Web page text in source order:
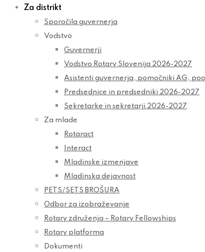
Za distrikt
Sporočila guvernerja
Vodstvo
Guvernerji
Vodstvo Rotary Slovenija 2026-2027
Asistenti guvernerja, pomočniki AG,
Predsednice in predsedniki 2026-2027
Sekretarke in sekretarji 2026-2027
Za mlade
Rotaract
Interact
Mladinske izmenjave
Mladinska dejavnost
PETS/SETS BROŠURA
Odbor za izobraževanje
Rotary združenja – Rotary Fellowships
Rotary platforma
Dokumenti